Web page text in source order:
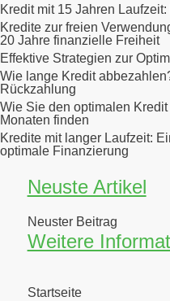
Kredit mit 15 Jahren
Kredite zur freien
20 Jahre finanzielle Freiheit
Effektive Strategien zur
Wie lange Kredit
Rückzahlung
Wie Sie den optimalen
Monaten finden
Kredite mit langer Laufzeit:
optimale Finanzierung
Neuste Artikel
Neuster Beitrag
Weitere
Startseite